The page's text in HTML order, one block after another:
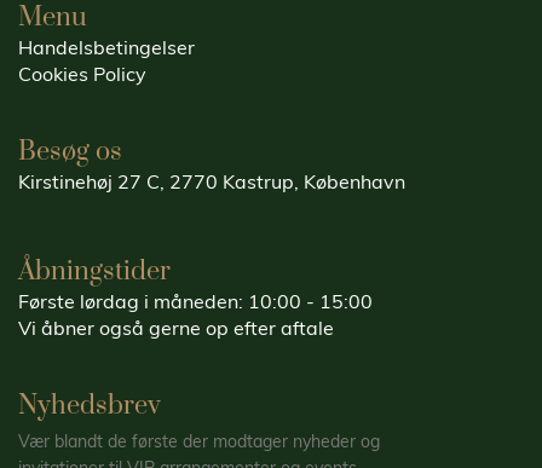
Menu
Handelsbetingelser
Cookies Policy
Besøg os
Kirstinehøj 27 C, 2770 Kastrup, København
Åbningstider
Første lørdag i måneden: 10:00 - 15:00
Vi åbner også gerne op efter aftale
Nyhedsbrev
Vær blandt de første der modtager nyheder og